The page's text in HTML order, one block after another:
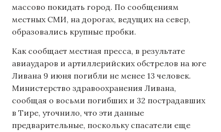
массово покидать город. По сообщениям
местных СМИ, на дорогах, ведущих на север,
образовались крупные пробки.
Как сообщает местная пресса, в результате
авиаударов и артиллерийских обстрелов на юге
Ливана 9 июня погибли не менее 13 человек.
Министерство здравоохранения Ливана,
сообщая о восьми погибших и 32 пострадавших
в Тире, уточнило, что эти данные
предварительные, поскольку спасатели еще